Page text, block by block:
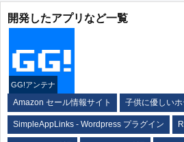
開発したアプリなど一覧
GG!アンテナ
Amazon セール情報サイト 子供に優しい
SimpleAppLinks - Wordpress プラグイン